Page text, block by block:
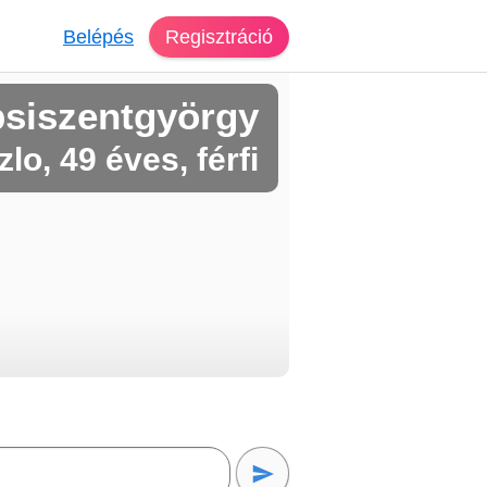
Belépés Regisztráció
49 éves, férfi